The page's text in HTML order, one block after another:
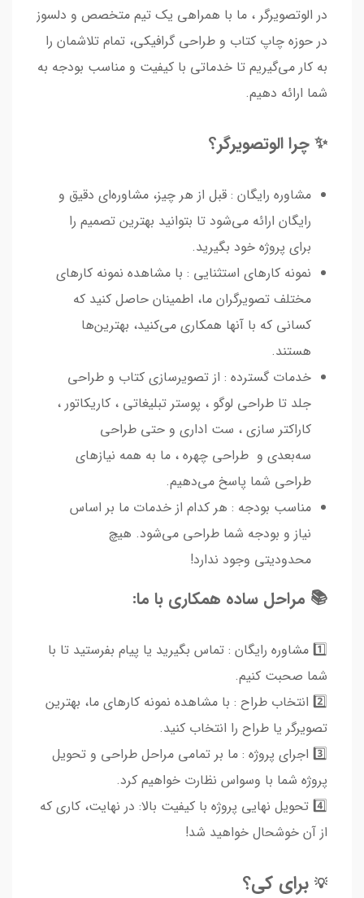
در الوتصویرگر ، ما با همراهی یک تیم متخصص و دلسوز
در حوزه چاپ کتاب و طراحی گرافیکی، تمام تلاشمان را
به کار می‌گیریم تا خدماتی با کیفیت و مناسب بودجه به
شما ارائه دهیم.
✨ چرا الوتصویرگر؟
مشاوره رایگان : قبل از هر چیز، مشاوره‌ای دقیق و
رایگان ارائه می‌شود تا بتوانید بهترین تصمیم را
برای پروژه خود بگیرید.
نمونه کارهای استثنایی : با مشاهده نمونه کارهای
مختلف تصویرگران ما، اطمینان حاصل کنید که
کسانی که با آنها همکاری می‌کنید، بهترین‌ها
هستند.
خدمات گسترده : از تصویرسازی کتاب و طراحی
جلد تا طراحی لوگو ، پوستر تبلیغاتی ، کاریکاتور ،
کاراکتر سازی ، ست اداری و حتی طراحی
سه‌بعدی و طراحی چهره ، ما به همه نیازهای
طراحی شما پاسخ می‌دهیم.
مناسب بودجه : هر کدام از خدمات ما بر اساس
نیاز و بودجه شما طراحی می‌شود. هیچ
محدودیتی وجود ندارد!
📚 مراحل ساده همکاری با ما:
1️⃣ مشاوره رایگان : تماس بگیرید یا پیام بفرستید تا با
شما صحبت کنیم.
2️⃣ انتخاب طراح : با مشاهده نمونه کارهای ما، بهترین
تصویرگر یا طراح را انتخاب کنید.
3️⃣ اجرای پروژه : ما بر تمامی مراحل طراحی و تحویل
پروژه شما با وسواس نظارت خواهیم کرد.
4️⃣ تحویل نهایی پروژه با کیفیت بالا: در نهایت، کاری که
از آن خوشحال خواهید شد!
💡 برای کی؟